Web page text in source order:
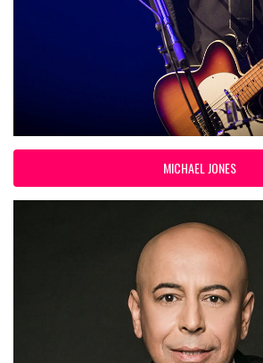
MICHAEL JONES